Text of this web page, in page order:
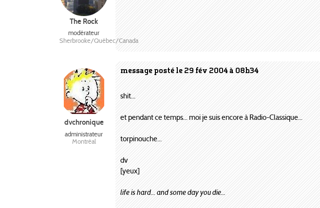
The Rock
modérateur
Sherbrooke/Québec/Canada
message posté le 29 fév 2004 à 08h34
dvchronique
administrateur
Montréal
shit...
et pendant ce temps... moi je suis encore à Radio-Classique...
torpinouche...
dv
[yeux]
life is hard... and some day you die...